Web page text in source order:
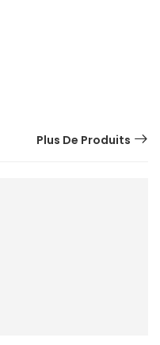
Plus De Produits